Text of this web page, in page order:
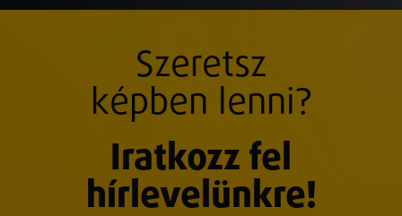
Szeretsz
képben lenni?
Iratkozz fel
hírlevelünkre!